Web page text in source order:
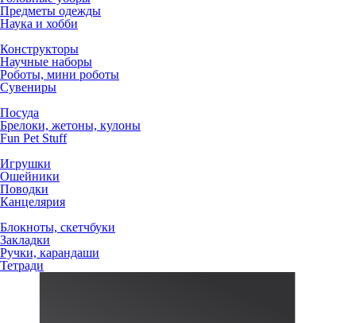
Предметы одежды
Наука и хобби
Конструкторы
Научные наборы
Роботы, мини роботы
Сувениры
Посуда
Брелоки, жетоны, кулоны
Fun Pet Stuff
Игрушки
Ошейники
Поводки
Канцелярия
Блокноты, скетчбуки
Закладки
Ручки, карандаши
Тетради